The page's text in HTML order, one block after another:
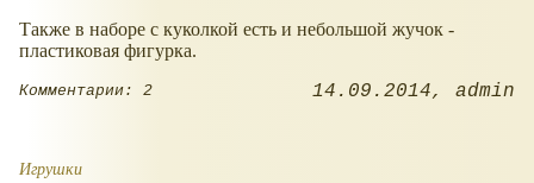
Также в наборе с куколкой есть и небольшой жучок -
пластиковая фигурка.
Комментарии: 2 14.09.2014 admin
Игрушки